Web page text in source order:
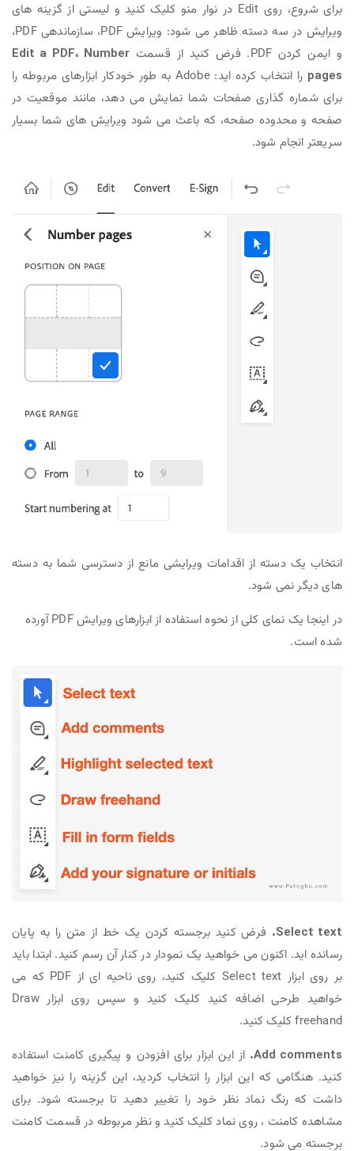
برای شروع، روی Edit در نوار منو کلیک کنید و لیستی از گزینه های
ویرایش در سه دسته ظاهر می شود: ویرایش PDF، سازماندهی PDF،
و ایمن کردن PDF. فرض کنید از قسمت
Edit a PDF، Number
pages
را انتخاب کرده اید: Adobe به طور خودکار ابزارهای مربوطه را
برای شماره گذاری صفحات شما نمایش می دهد، مانند موقعیت در
صفحه و محدوده صفحه، که باعث می شود ویرایش های شما بسیار
سریعتر انجام شود.
انتخاب یک دسته از اقدامات ویرایشی مانع از دسترسی شما به دسته
های دیگر نمی شود.
در اینجا یک نمای کلی از نحوه استفاده از ابزارهای ویرایش PDF آورده
شده است.
Select text.
فرض کنید برجسته کردن یک خط از متن را به پایان
رسانده اید. اکنون می خواهید یک نمودار در کنار آن رسم کنید. ابتدا باید
بر روی ابزار Select text کلیک کنید، روی ناحیه ای از PDF که می
خواهید طرحی اضافه کنید کلیک کنید و سپس روی ابزار Draw
freehand کلیک کنید.
Add comments. از این ابزار برای افزودن و پیگیری کامنت استفاده
کنید. هنگامی که این ابزار را انتخاب کردید، این گزینه را نیز خواهید
داشت که رنگ نماد نظر خود را تغییر دهید تا برجسته شود. برای
مشاهده کامنت ، روی نماد کلیک کنید و نظر مربوطه در قسمت کامنت
برجسته می شود.